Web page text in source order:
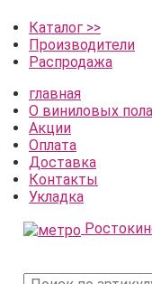
Каталог >>
Производители
Распродажа
главная
О виниловых
Акции
Оплата
Доставка
Контакты
Укладка